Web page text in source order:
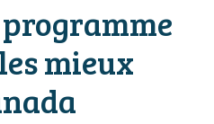
mieux